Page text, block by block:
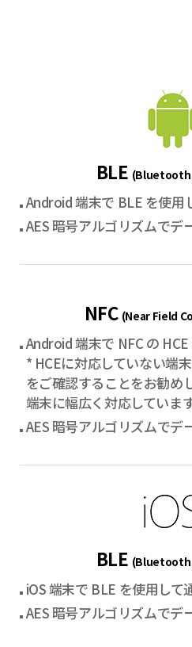
BLE (Bluetooth
Android 端末で BLE を使用
AES 暗号アルゴリズムでデ
NFC (Near Field
Android 端末で NFC の
* HCEに対応していない端
をご確認することをお勧め
端末に幅広く対応しています
AES 暗号アルゴリズムでデ
BLE (Bluetooth
iOS 端末で BLE を使用して
AES 暗号アルゴリズムでデ